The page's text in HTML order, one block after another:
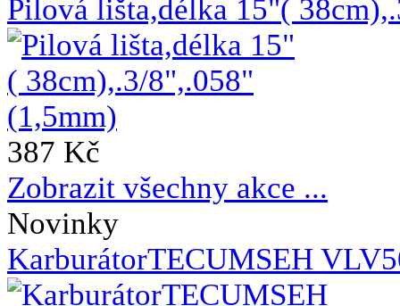
Pilová lišta,délka 15"(
387 Kč
Zobrazit všechny akce ...
Novinky
KarburátorTECUMSEH